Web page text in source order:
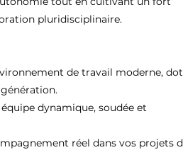
pluridisciplinaire.
de travail moderne,
dynamique, soudée et
réel dans vos projets